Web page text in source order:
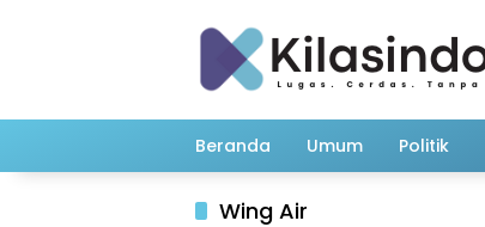
Beranda Umum Politik
Wing Air